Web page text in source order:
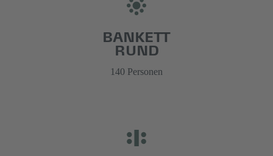
BANKETT
RUND
140 Personen